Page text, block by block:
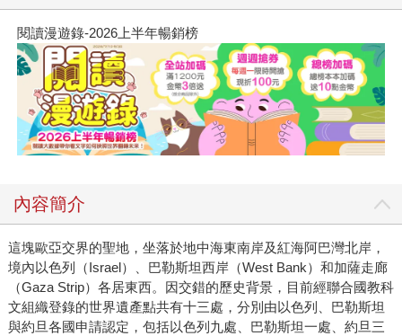
閱讀漫遊錄-2026上半年暢銷榜
內容簡介
這塊歐亞交界的聖地，坐落於地中海東南岸及紅海阿巴灣北岸，
境內以色列（Israel）、巴勒斯坦西岸（West Bank）和加薩走廊
（Gaza Strip）各居東西。因交錯的歷史背景，目前經聯合國教科
文組織登錄的世界遺產點共有十三處，分別由以色列、巴勒斯坦
與約旦各國申請認定，包括以色列九處、巴勒斯坦一處、約旦三